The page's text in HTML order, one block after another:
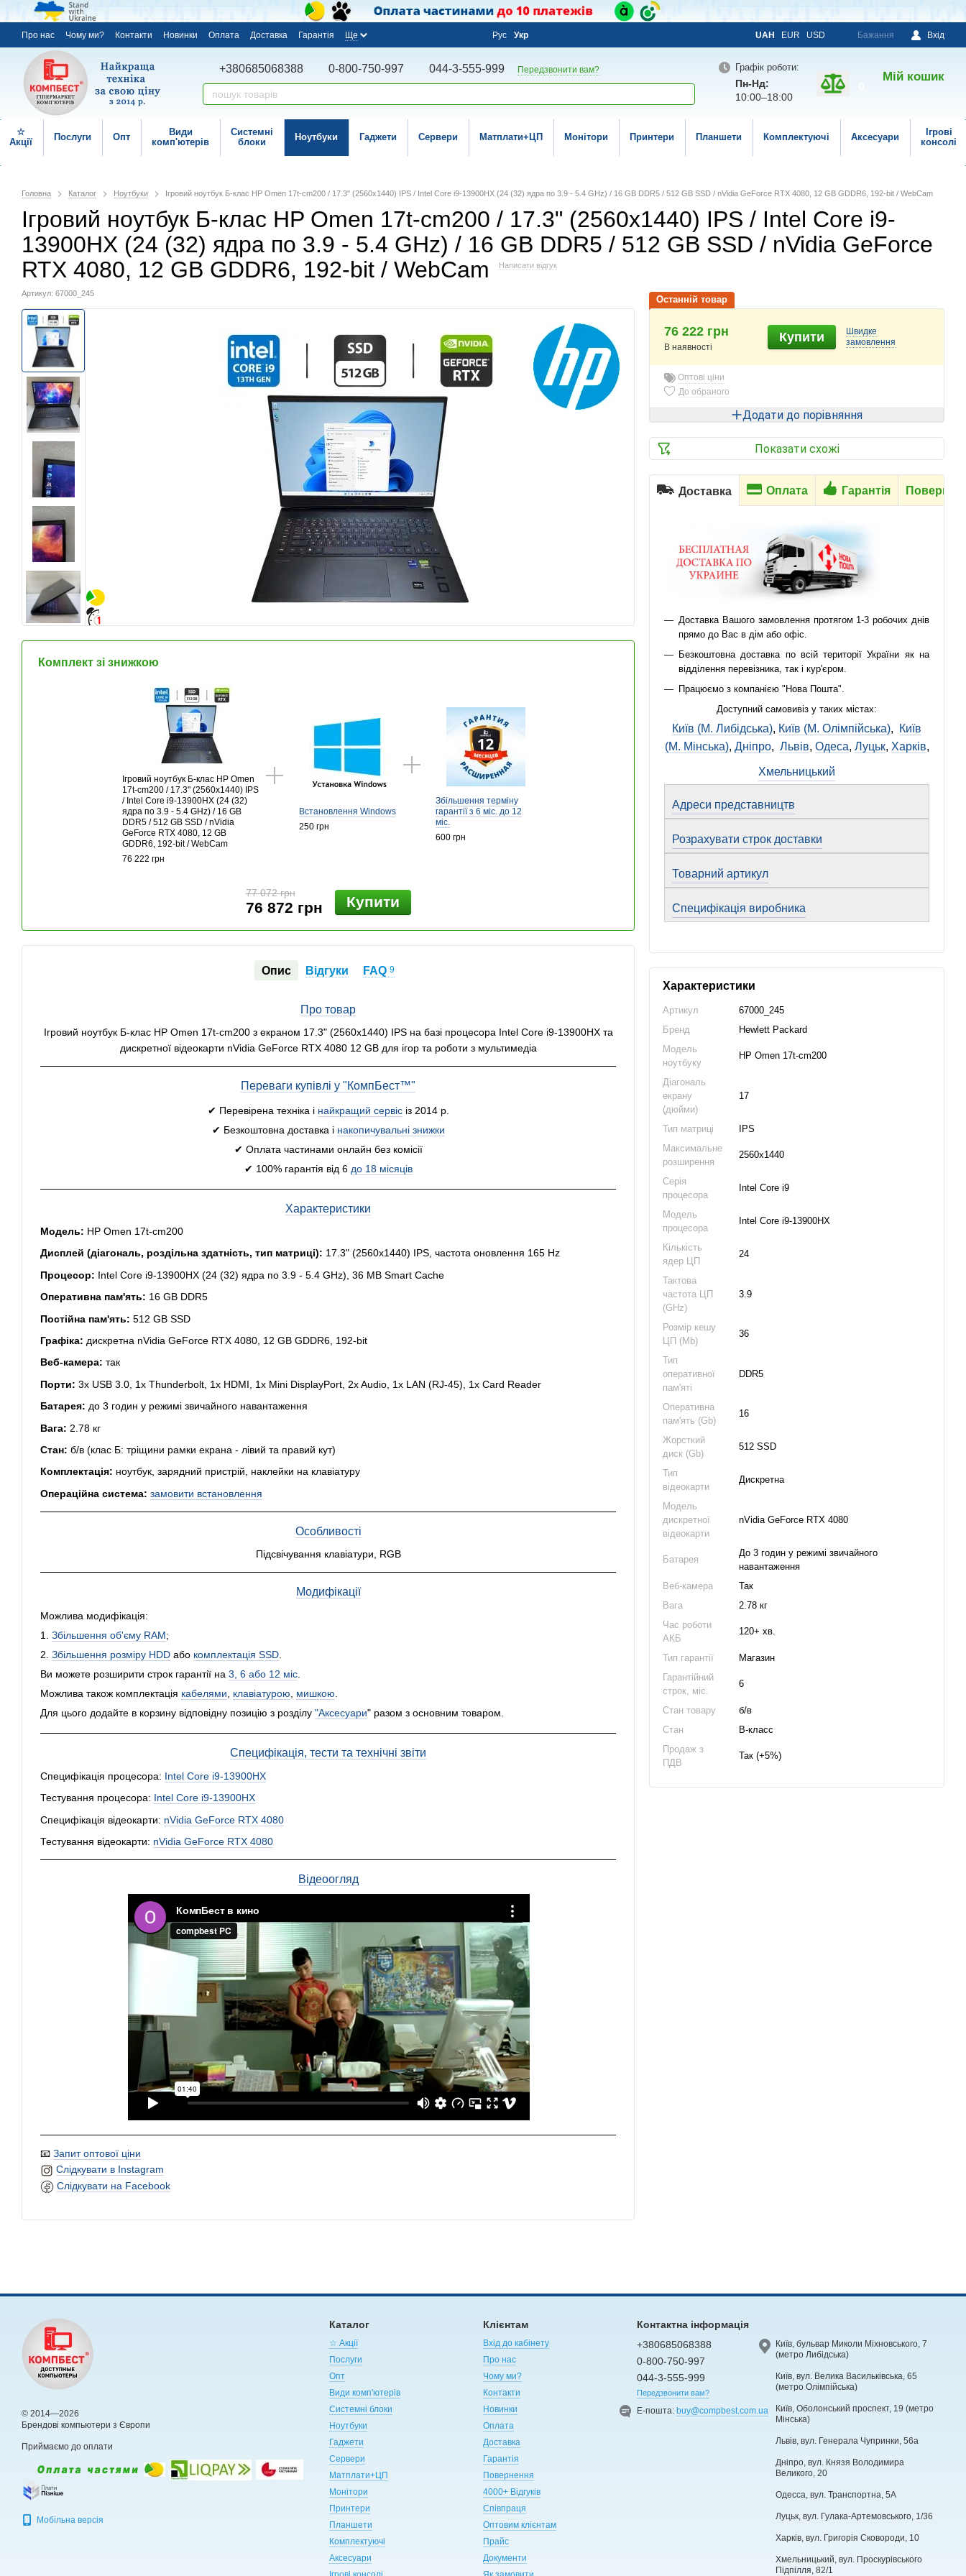
Про нас Чому ми? Контакти Новинки Оплата Доставка Гарантія Ще Рус Укр UAH EUR USD Бажання Вхід
+380685068388 0-800-750-997 044-3-555-999 Передзвонити вам? Графік роботи:
Пн-Нд:
10:00–18:00
Мій кошик
☆
Акції
Послуги Опт
Види
комп'ютерів
Системні
блоки
Ноутбуки Гаджети Сервери Матплати+ЦП Монітори Принтери Планшети Комплектуючі Аксесуари
Ігрові
консолі
Головна Каталог Ноутбуки Ігровий ноутбук Б-клас HP Omen 17t-cm200 / 17.3" (2560x1440) IPS / Intel Core i9-13900HX (24 (32) ядра по 3.9 - 5.4 GHz) / 16 GB DDR5 / 512 GB SSD / nVidia GeForce RTX 4080, 12 GB GDDR6, 192-bit / WebCam
Ігровий ноутбук Б-клас HP Omen 17t-cm200 / 17.3" (2560x1440) IPS / Intel Core i9-
13900HX (24 (32) ядра по 3.9 - 5.4 GHz) / 16 GB DDR5 / 512 GB SSD / nVidia GeForce
RTX 4080, 12 GB GDDR6, 192-bit / WebCam
Написати відгук
Артикул: 67000_245
Комплект зі знижкою
Ігровий ноутбук Б-клас HP Omen
17t-cm200 / 17.3" (2560x1440) IPS
/ Intel Core i9-13900HX (24 (32)
ядра по 3.9 - 5.4 GHz) / 16 GB
DDR5 / 512 GB SSD / nVidia
GeForce RTX 4080, 12 GB
GDDR6, 192-bit / WebCam
76 222 грн
Встановлення Windows
250 грн
Збільшення терміну
гарантії з 6 міс. до 12
міс.
600 грн
77 072 грн
76 872 грн Купити
Опис Відгуки FAQ9
Про товар
Ігровий ноутбук Б-клас HP Omen 17t-cm200 з екраном 17.3" (2560x1440) IPS на базі процесора Intel Core i9-13900HX та
дискретної відеокарти nVidia GeForce RTX 4080 12 GB для ігор та роботи з мультимедіа
Переваги купівлі у "КомпБест™"
✔ Перевірена техніка і найкращий сервісіз 2014 р.
✔ Безкоштовна доставка і накопичувальні знижки
✔ Оплата частинами онлайн без комісії
✔ 100% гарантія від 6 до 18 місяців
Характеристики
Модель: HP Omen 17t-cm200
Дисплей (діагональ, роздільна здатність, тип матриці): 17.3" (2560x1440) IPS, частота оновлення 165 Hz
Процесор: Intel Core i9-13900HX (24 (32) ядра по 3.9 - 5.4 GHz), 36 MB Smart Cache
Оперативна пам'ять: 16 GB DDR5
Постійна пам'ять: 512 GB SSD
Графіка: дискретна nVidia GeForce RTX 4080, 12 GB GDDR6, 192-bit
Веб-камера: так
Порти: 3x USB 3.0, 1x Thunderbolt, 1x HDMI, 1x Mini DisplayPort, 2x Audio, 1x LAN (RJ-45), 1x Card Reader
Батарея: до 3 годин у режимі звичайного навантаження
Вага: 2.78 кг
Стан: б/в (клас Б: тріщини рамки екрана - лівий та правий кут)
Комплектація: ноутбук, зарядний пристрій, наклейки на клавіатуру
Операційна система: замовити встановлення
Особливості
Підсвічування клавіатури, RGB
Модифікації
Можлива модифікація:
1. Збільшення об'єму RAM;
2. Збільшення розміру HDD або комплектація SSD.
Ви можете розширити строк гарантії на 3, 6 або 12 міс.
Можлива також комплектація кабелями, клавіатурою, мишкою.
Для цього додайте в корзину відповідну позицію з розділу "Аксесуари" разом з основним товаром.
Специфікація, тести та технічні звіти
Специфікація процесора: Intel Core i9-13900HX
Тестування процесора: Intel Core i9-13900HX
Специфікація відеокарти: nVidia GeForce RTX 4080
Тестування відеокарти: nVidia GeForce RTX 4080
Відеоогляд
📧 Запит оптової ціни
Слідкувати в Instagram
Слідкувати на Facebook
76 222 грн
В наявності
Купити
Швидке
замовлення
Оптові ціни
До обраного
Останній товар
Додати до порівняння
Показати схожі
Доставка Оплата Гарантія
Доставка Вашого замовлення протягом 1-3 робочих днів
прямо до Вас в дім або офіс.
Безкоштовна доставка по всій території України як на
відділення перевізника, так і кур'єром.
Працюємо з компанією "Нова Пошта".
Доступний самовивіз у таких містах:
Київ (М. Либідська), Київ (М. Олімпійська),
Київ
(М. Мінська), Дніпро, Львів, Одеса, Луцьк, Харків,
Хмельницький
Адреси представництв
Розрахувати строк доставки
Товарний артикул
Специфікація виробника
Характеристики
Артикул
67000_245
Бренд
Hewlett Packard
Модель
ноутбуку
HP Omen 17t-cm200
Діагональ
екрану
(дюйми)
17
Тип матриці
IPS
Максимальне
розширення
2560x1440
Серія
процесора
Intel Core i9
Модель
процесора
Intel Core i9-13900HX
Кількість
ядер ЦП
24
Тактова
частота ЦП
(GHz)
3.9
Розмір кешу
ЦП (Mb)
36
Тип
оперативної
пам'яті
DDR5
Оперативна
пам'ять (Gb)
16
Жорсткий
диск (Gb)
512 SSD
Тип
відеокарти
Дискретна
Модель
дискретної
відеокарти
nVidia GeForce RTX 4080
Батарея
До 3 годин у режимі звичайного
навантаження
Веб-камера
Так
Вага
2.78 кг
Час роботи
АКБ
120+ хв.
Тип гарантії
Магазин
Гарантійний
строк, міс.
6
Стан товару
б/в
Стан
B-класс
Продаж з
ПДВ
Так (+5%)
© 2014—2026
Брендові компьютери з Європи
Приймаємо до оплати
Мобільна версія
Каталог
☆ Акції
Послуги
Опт
Види комп'ютерів
Системні блоки
Ноутбуки
Гаджети
Сервери
Матплати+ЦП
Монітори
Принтери
Планшети
Комплектуючі
Аксесуари
Клієнтам
Вхід до кабінету
Про нас
Чому ми?
Контакти
Новинки
Оплата
Доставка
Гарантія
Повернення
4000+ Відгуків
Співпраця
Оптовим клієнтам
Прайс
Документи
Контактна інформація
+380685068388
0-800-750-997
044-3-555-999
Передзвонити вам?
Е-пошта:buy@compbest.com.ua
Київ, бульвар Миколи Міхновського, 7
(метро Либідська)
Київ, вул. Велика Васильківська, 65
(метро Олімпійська)
Київ, Оболонський проспект, 19 (метро
Мінська)
Львів, вул. Генерала Чупринки, 56а
Дніпро, вул. Князя Володимира
Великого, 20
Одесса, вул. Транспортна, 5А
Луцьк, вул. Гулака-Артемовського, 1/36
Харків, вул. Григорія Сковороди, 10
Хмельницький, вул. Проскурівського
Підпілля, 82/1